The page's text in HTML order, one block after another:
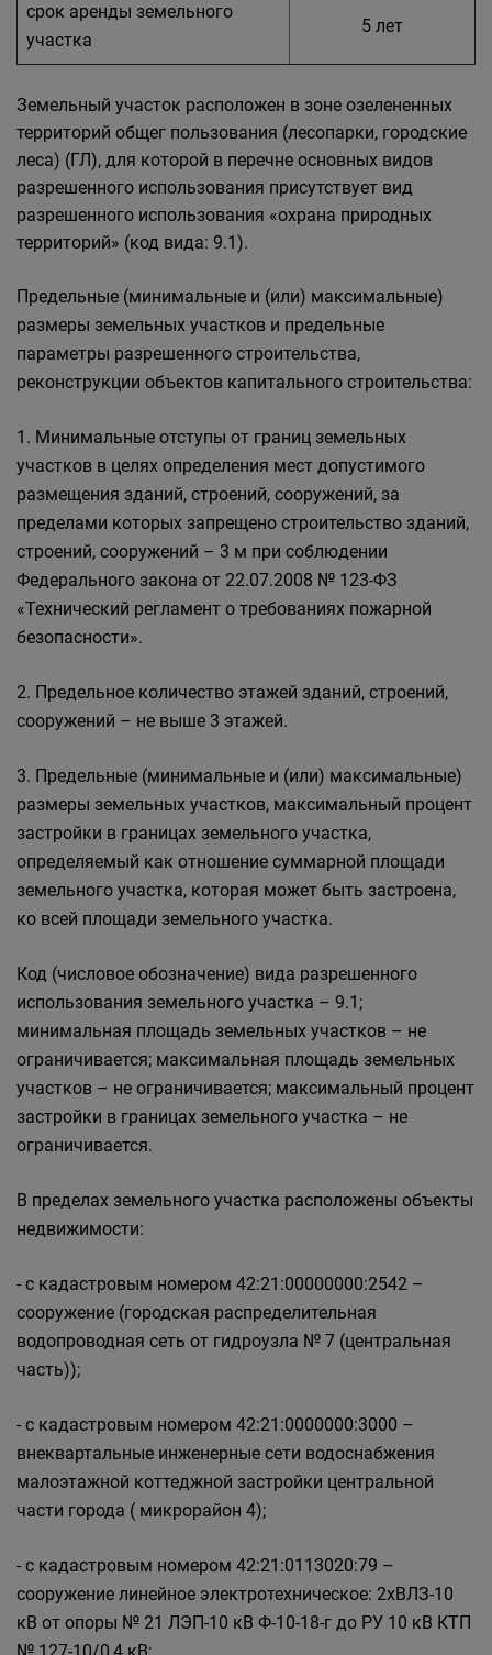
срок аренды земельного
участка
5 лет
Земельный участок расположен в зоне озелененных
территорий общег пользования (лесопарки, городские
леса) (ГЛ), для которой в перечне основных видов
разрешенного использования присутствует вид
разрешенного использования «охрана природных
территорий» (код вида: 9.1).
Предельные (минимальные и (или) максимальные)
размеры земельных участков и предельные
параметры разрешенного строительства,
реконструкции объектов капитального строительства:
1. Минимальные отступы от границ земельных
участков в целях определения мест допустимого
размещения зданий, строений, сооружений, за
пределами которых запрещено строительство зданий,
строений, сооружений – 3 м при соблюдении
Федерального закона от 22.07.2008 № 123-ФЗ
«Технический регламент о требованиях пожарной
безопасности».
2. Предельное количество этажей зданий, строений,
сооружений – не выше 3 этажей.
3. Предельные (минимальные и (или) максимальные)
размеры земельных участков, максимальный процент
застройки в границах земельного участка,
определяемый как отношение суммарной площади
земельного участка, которая может быть застроена,
ко всей площади земельного участка.
Код (числовое обозначение) вида разрешенного
использования земельного участка – 9.1;
минимальная площадь земельных участков – не
ограничивается; максимальная площадь земельных
участков – не ограничивается; максимальный процент
застройки в границах земельного участка – не
ограничивается.
В пределах земельного участка расположены объекты
недвижимости:
- с кадастровым номером 42:21:00000000:2542 –
сооружение (городская распределительная
водопроводная сеть от гидроузла № 7 (центральная
часть));
- с кадастровым номером 42:21:0000000:3000 –
внеквартальные инженерные сети водоснабжения
малоэтажной коттеджной застройки центральной
части города ( микрорайон 4);
- с кадастровым номером 42:21:0113020:79 –
сооружение линейное электротехническое: 2хВЛЗ-10
кВ от опоры № 21 ЛЭП-10 кВ Ф-10-18-г до РУ 10 кВ КТП